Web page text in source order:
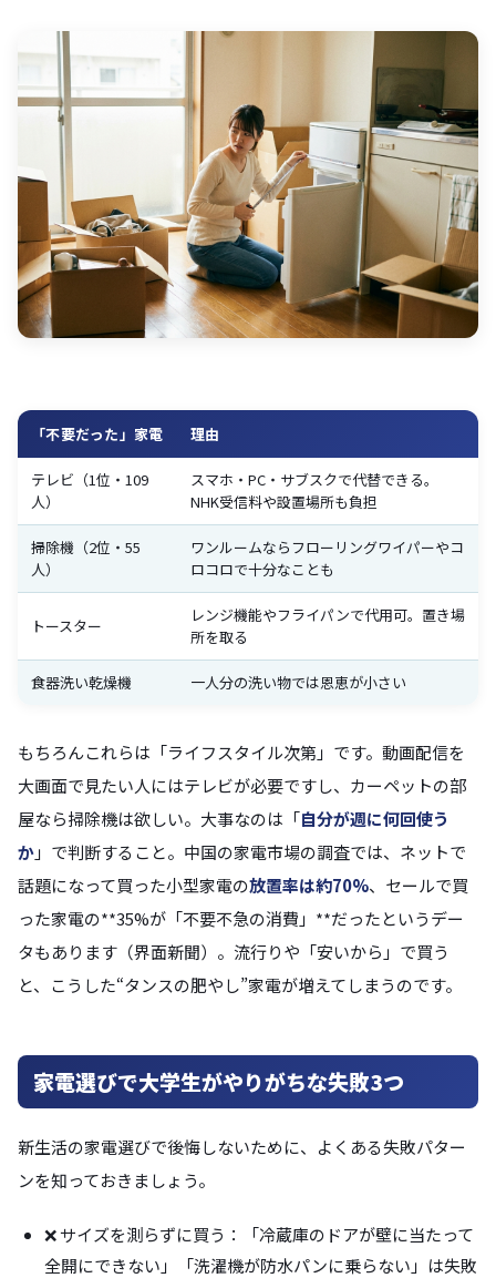
「不要だった」家電 理由
テレビ（1位・109
人）
スマホ・PC・サブスクで代替できる。
NHK受信料や設置場所も負担
掃除機（2位・55
人）
ワンルームならフローリングワイパーやコ
ロコロで十分なことも
トースター
レンジ機能やフライパンで代用可。置き場
所を取る
食器洗い乾燥機 一人分の洗い物では恩恵が小さい
もちろんこれらは「ライフスタイル次第」です。動画配信を
大画面で見たい人にはテレビが必要ですし、カーペットの部
屋なら掃除機は欲しい。大事なのは「自分が週に何回使う
か」で判断すること。中国の家電市場の調査では、ネットで
話題になって買った小型家電の放置率は約70%、セールで買
った家電の**35%が「不要不急の消費」**だったというデー
タもあります（界面新聞）。流行りや「安いから」で買う
と、こうした“タンスの肥やし”家電が増えてしまうのです。
家電選びで大学生がやりがちな失敗3つ
新生活の家電選びで後悔しないために、よくある失敗パター
ンを知っておきましょう。
❌ サイズを測らずに買う：「冷蔵庫のドアが壁に当たって
全開にできない」「洗濯機が防水パンに乗らない」は失敗